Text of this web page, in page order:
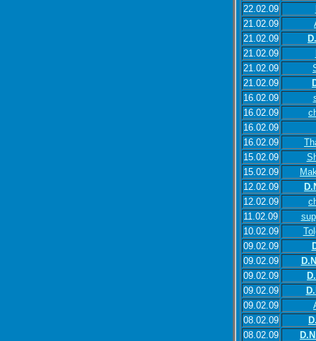
22.02.09
21.02.09
21.02.09
21.02.09
21.02.09
21.02.09
16.02.09
16.02.09
16.02.09
16.02.09
15.02.09
15.02.09
12.02.09
12.02.09
11.02.09
10.02.09
09.02.09
09.02.09
09.02.09
09.02.09
09.02.09
08.02.09
08.02.09